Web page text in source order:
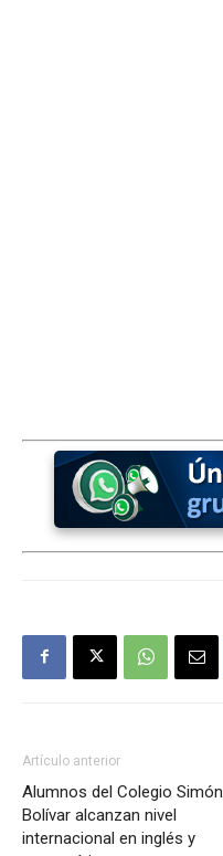
Artículo anterior
Alumnos del Colegio Simón
Bolívar alcanzan nivel
internacional en inglés y